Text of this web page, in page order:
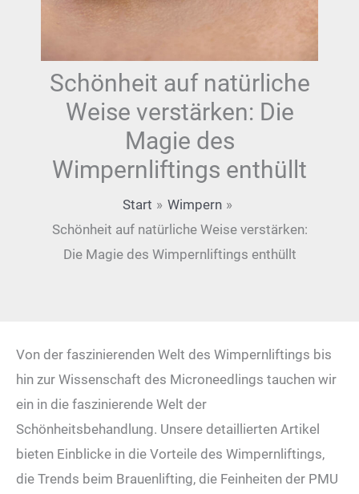
Schönheit auf natürliche
Weise verstärken: Die
Magie des
Wimpernliftings enthüllt
Start
Wimpern
Schönheit auf natürliche Weise verstärken:
Die Magie des Wimpernliftings enthüllt
Von der faszinierenden Welt des Wimpernliftings bis
hin zur Wissenschaft des Microneedlings tauchen wir
ein in die faszinierende Welt der
Schönheitsbehandlung. Unsere detaillierten Artikel
bieten Einblicke in die Vorteile des Wimpernliftings,
die Trends beim Brauenlifting, die Feinheiten der PMU